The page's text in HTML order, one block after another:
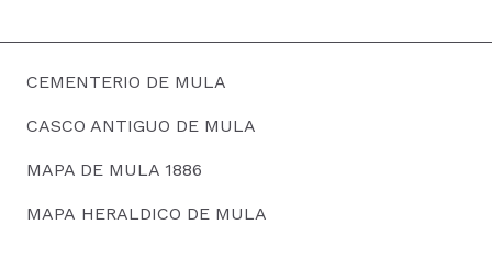
CEMENTERIO DE MULA
CASCO ANTIGUO DE MULA
MAPA DE MULA 1886
MAPA HERALDICO DE MULA